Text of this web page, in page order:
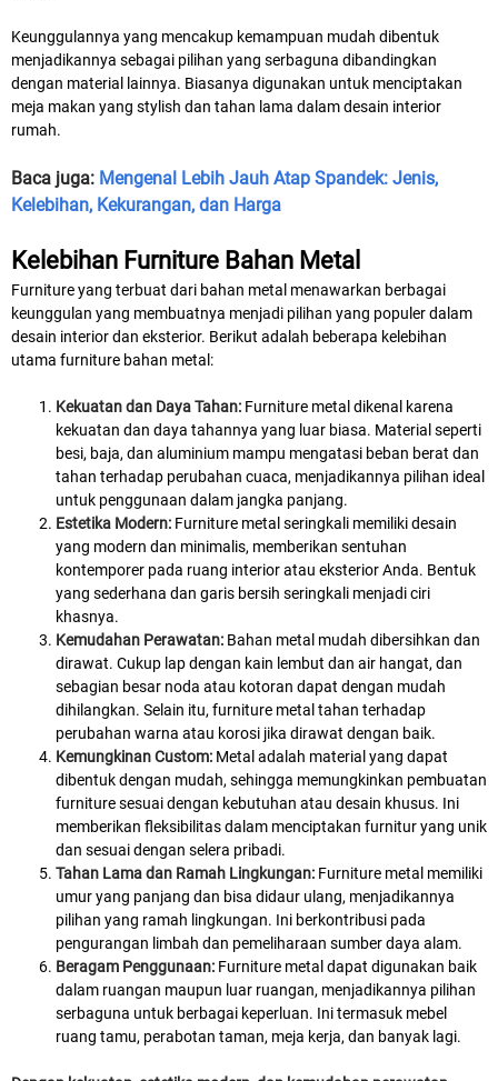
Keunggulannya yang mencakup kemampuan mudah dibentuk
menjadikannya sebagai pilihan yang serbaguna dibandingkan
dengan material lainnya. Biasanya digunakan untuk menciptakan
meja makan yang stylish dan tahan lama dalam desain interior
rumah.
Baca juga: Mengenal Lebih Jauh Atap Spandek: Jenis,
Kelebihan, Kekurangan, dan Harga
Kelebihan Furniture Bahan Metal
Furniture yang terbuat dari bahan metal menawarkan berbagai
keunggulan yang membuatnya menjadi pilihan yang populer dalam
desain interior dan eksterior. Berikut adalah beberapa kelebihan
utama furniture bahan metal:
Kekuatan dan Daya Tahan: Furniture metal dikenal karena
kekuatan dan daya tahannya yang luar biasa. Material seperti
besi, baja, dan aluminium mampu mengatasi beban berat dan
tahan terhadap perubahan cuaca, menjadikannya pilihan ideal
untuk penggunaan dalam jangka panjang.
Estetika Modern: Furniture metal seringkali memiliki desain
yang modern dan minimalis, memberikan sentuhan
kontemporer pada ruang interior atau eksterior Anda. Bentuk
yang sederhana dan garis bersih seringkali menjadi ciri
khasnya.
Kemudahan Perawatan: Bahan metal mudah dibersihkan dan
dirawat. Cukup lap dengan kain lembut dan air hangat, dan
sebagian besar noda atau kotoran dapat dengan mudah
dihilangkan. Selain itu, furniture metal tahan terhadap
perubahan warna atau korosi jika dirawat dengan baik.
Kemungkinan Custom: Metal adalah material yang dapat
dibentuk dengan mudah, sehingga memungkinkan pembuatan
furniture sesuai dengan kebutuhan atau desain khusus. Ini
memberikan fleksibilitas dalam menciptakan furnitur yang unik
dan sesuai dengan selera pribadi.
Tahan Lama dan Ramah Lingkungan: Furniture metal memiliki
umur yang panjang dan bisa didaur ulang, menjadikannya
pilihan yang ramah lingkungan. Ini berkontribusi pada
pengurangan limbah dan pemeliharaan sumber daya alam.
Beragam Penggunaan: Furniture metal dapat digunakan baik
dalam ruangan maupun luar ruangan, menjadikannya pilihan
serbaguna untuk berbagai keperluan. Ini termasuk mebel
ruang tamu, perabotan taman, meja kerja, dan banyak lagi.